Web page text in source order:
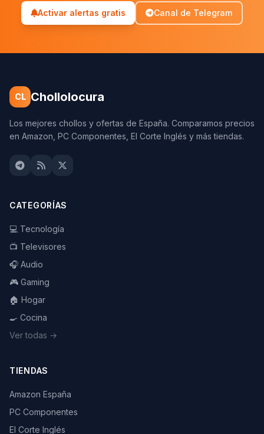
Activar alertas gratis Canal de Telegram
CL Chollolocura
Los mejores chollos y ofertas de España. Comparamos precios
en Amazon, PC Componentes, El Corte Inglés y más tiendas.
CATEGORÍAS
💻 Tecnología
📺 Televisores
🎧 Audio
🎮 Gaming
🏠 Hogar
🍳 Cocina
Ver todas →
TIENDAS
Amazon España
PC Componentes
El Corte Inglés